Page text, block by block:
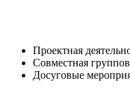
Проектная
Совместная
Досуговые